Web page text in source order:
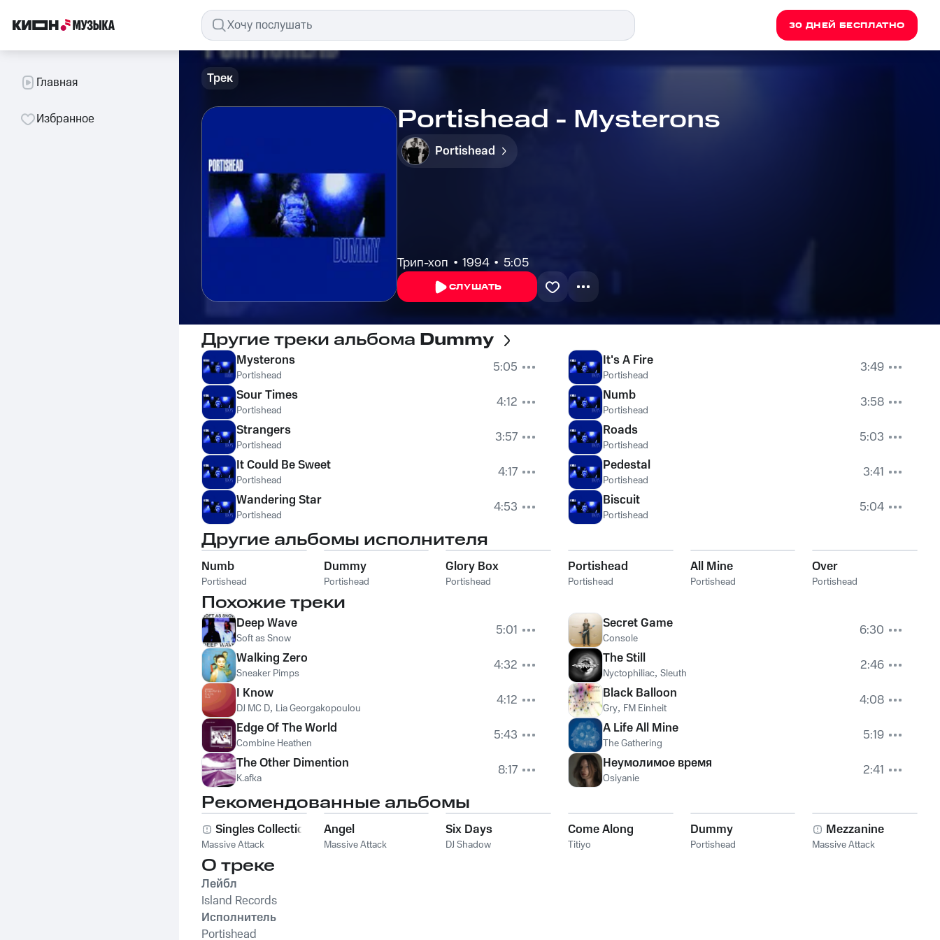
30 ДНЕЙ БЕСПЛАТНО
Главная
Избранное
Трек
Portishead - Mysterons
Portishead
Трип-хоп 1994 5:05
СЛУШАТЬ
Другие треки альбома Dummy
Mysterons
Portishead
5:05
Sour Times
Portishead
4:12
Strangers
Portishead
3:57
It Could Be Sweet
Portishead
4:17
Wandering Star
Portishead 4:53
It's A Fire
Portishead
3:49
Numb
Portishead
3:58
Roads
Portishead
5:03
Pedestal
Portishead
3:41
Biscuit
Portishead 5:04
Другие альбомы исполнителя
Numb
Portishead
Dummy
Portishead
Glory Box
Portishead
Portishead
Portishead
All Mine
Portishead
Over
Portishead
Похожие треки
Deep Wave
Soft as Snow
5:01
Walking Zero
Sneaker Pimps
4:32
I Know
DJ MC D, Lia Georgakopoulou
4:12
Edge Of The World
Combine Heathen
5:43
The Other Dimention
K.afka 8:17
Secret Game
Console
6:30
The Still
Nyctophiliac, Sleuth
2:46
Black Balloon
Gry, FM Einheit
4:08
A Life All Mine
The Gathering
5:19
Неумолимое время
Osiyanie 2:41
Рекомендованные альбомы
Singles Collection
Massive Attack
Angel
Massive Attack
Six Days
DJ Shadow
Come Along
Titiyo
Dummy
Portishead
Mezzanine
Massive Attack
О треке
Лейбл
Island Records
Исполнитель
Portishead